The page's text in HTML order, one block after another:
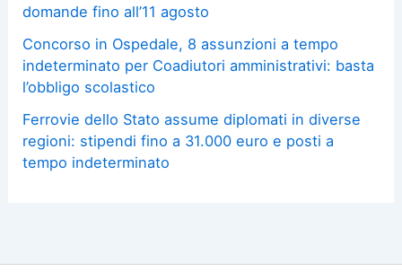
domande fino all’11 agosto
Concorso in Ospedale, 8 assunzioni a tempo
indeterminato per Coadiutori amministrativi: basta
l’obbligo scolastico
Ferrovie dello Stato assume diplomati in diverse
regioni: stipendi fino a 31.000 euro e posti a
tempo indeterminato